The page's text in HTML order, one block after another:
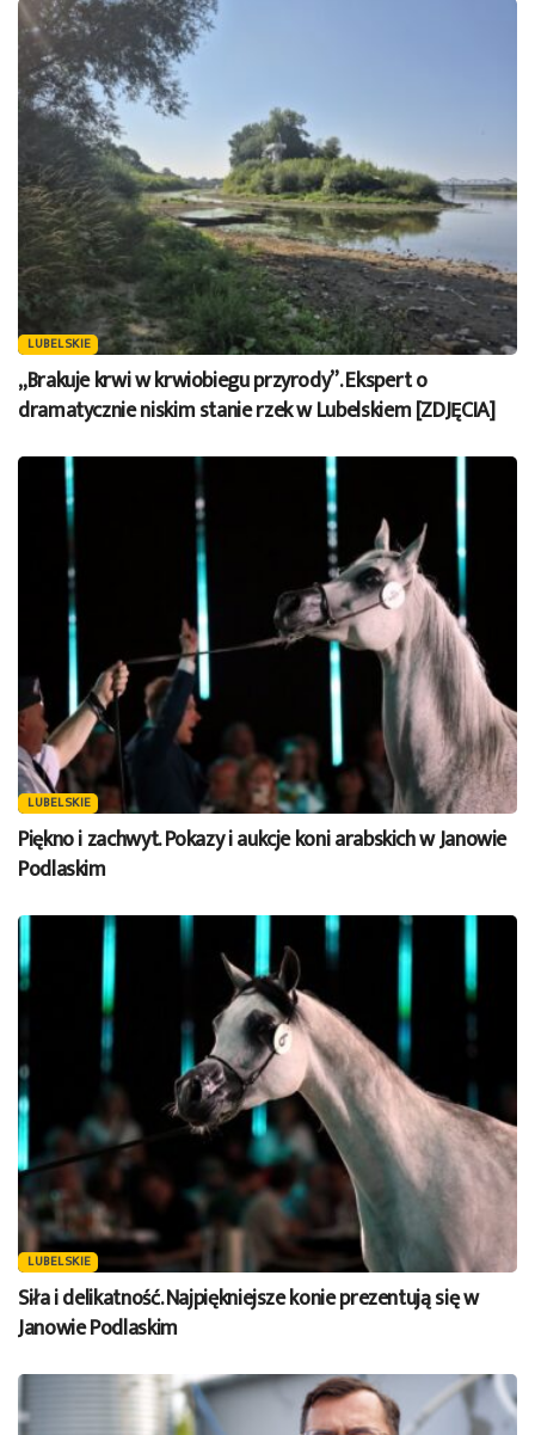
LUBELSKIE
„Brakuje krwi w krwiobiegu przyrody”. Ekspert o
dramatycznie niskim stanie rzek w Lubelskiem [ZDJĘCIA]
LUBELSKIE
Piękno i zachwyt. Pokazy i aukcje koni arabskich w Janowie
Podlaskim
LUBELSKIE
Siła i delikatność. Najpiękniejsze konie prezentują się w
Janowie Podlaskim